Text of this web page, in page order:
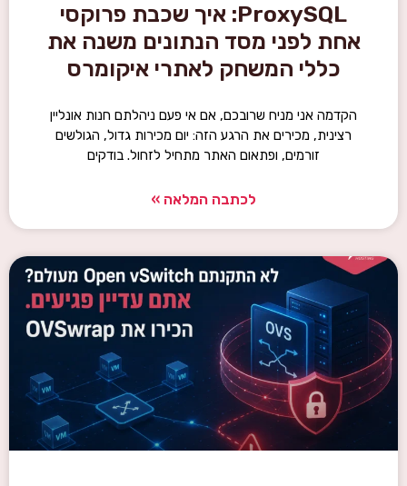
ProxySQL: איך שכבת פרוקסי
אחת לפני מסד הנתונים משנה את
כללי המשחק לאתרי איקומרס
הקדמה אני מניח שרובכם, אם אי פעם ניהלתם חנות אונליין
רצינית, מכירים את הרגע הזה: יום מכירות גדול, הגולשים
זורמים, ופתאום האתר מתחיל לזחול. בודקים
לכתבה המלאה »